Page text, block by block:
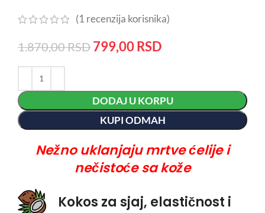
(1 recenzija korisnika)
1.870,00RSD 799,00RSD
DODAJ U KORPU
KUPI ODMAH
Nežno uklanjaju mrtve ćelije i
nečistoće sa kože
Kokos za sjaj, elastičnost i